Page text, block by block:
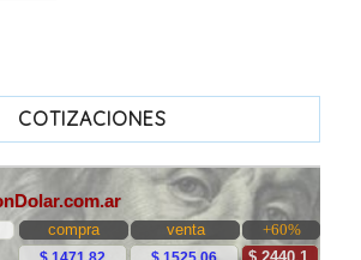
COTIZACIONES